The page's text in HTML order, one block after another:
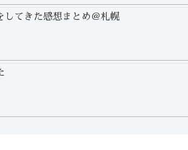
してきた感想まとめ＠札幌